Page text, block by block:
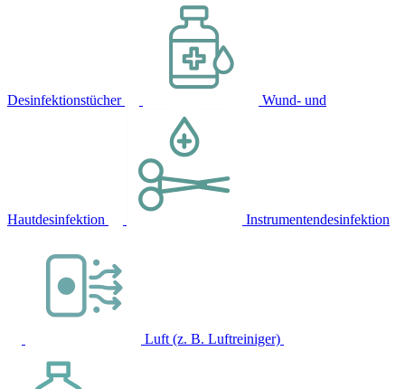
Desinfektionstücher Wund- und
Hautdesinfektion Instrumentendesinfektion
Luft (z. B. Luftreiniger)